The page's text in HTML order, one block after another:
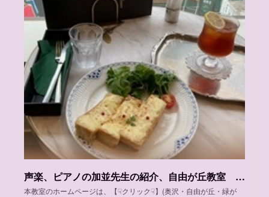
声楽、ピアノの加並先生の紹介、自由が丘教室 木曜日、 土曜日、日曜日/緑が丘教室 金曜日
本教室のホームページは、【☟クリック☟】(奥沢・自由が丘・緑が